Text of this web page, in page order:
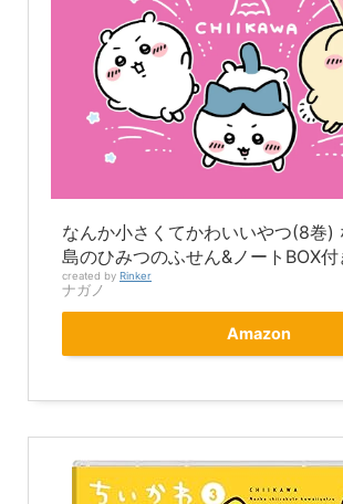
なんか小さくてかわいいやつ(8巻)
島のひみつのふせん&ノートBOX付
created by Rinker
ナガノ
Amazon